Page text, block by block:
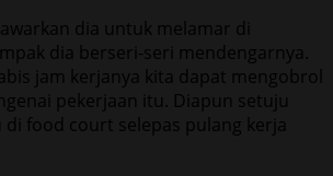
dia untuk melamar di
dia berseri-seri mendengarnya.
jam kerjanya kita dapat mengobrol
pekerjaan itu. Diapun setuju
food court selepas pulang kerja